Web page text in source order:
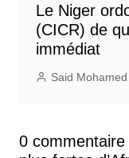
Le Niger
(CICR) de
immédiat
Said Mohamed
0 commentaire